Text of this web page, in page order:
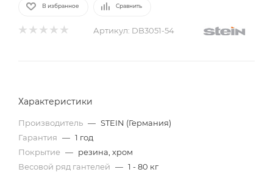
В избранное Сравнить
Артикул: DB3051-54
Характеристики
Производитель — STEIN (Германия)
Гарантия — 1 год
Покрытие — резина, хром
Весовой ряд гантелей — 1 - 80 кг